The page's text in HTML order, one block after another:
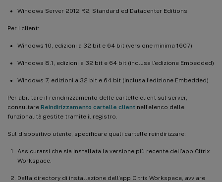
Windows Server 2012 R2, Standard ed Datacenter Editions
Per i client:
Windows 10, edizioni a 32 bit e 64 bit (versione minima 1607)
Windows 8.1, edizioni a 32 bit e 64 bit (inclusa l’edizione Embedded)
Windows 7, edizioni a 32 bit e 64 bit (inclusa l’edizione Embedded)
Per abilitare il reindirizzamento delle cartelle client sul server,
consultare Reindirizzamento cartelle client nell’elenco delle
funzionalità gestite tramite il registro.
Sul dispositivo utente, specificare quali cartelle reindirizzare:
Assicurarsi che sia installata la versione più recente dell’app Citrix
Workspace.
Dalla directory di installazione dell’app Citrix Workspace, avviare